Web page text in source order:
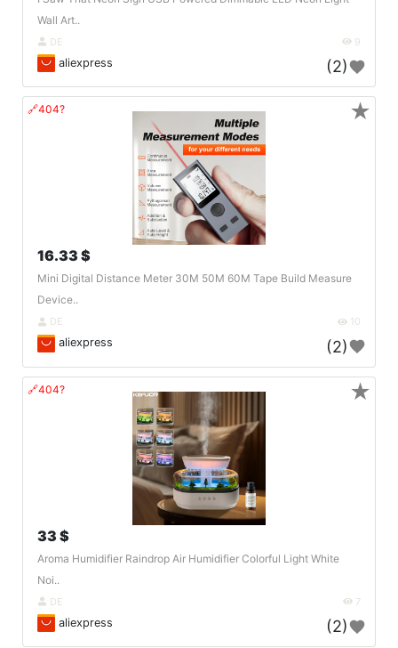
Wall Art..
DE 9
aliexpress (2)
🔗404?
16.33 $
Mini Digital Distance Meter 30M 50M 60M Tape Build Measure
Device..
DE 10
aliexpress (2)
★
🔗404?
33 $
Aroma Humidifier Raindrop Air Humidifier Colorful Light White
Noi..
DE 7
aliexpress (2)
★